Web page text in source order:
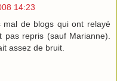
14:23
de blogs qui ont relayé
repris (sauf Marianne).
assez de bruit.